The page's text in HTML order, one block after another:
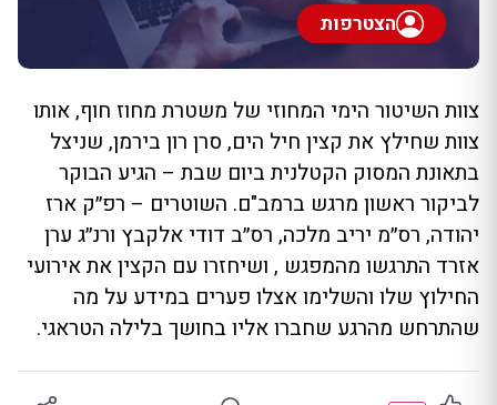
הצטרפות
צוות השיטור הימי המחוזי של משטרת מחוז חוף, אותו
צוות שחילץ את קצין חיל הים, סרן רון בירמן, שניצל
בתאונת המסוק הקטלנית ביום שבת – הגיע הבוקר
לביקור ראשון מרגש ברמב"ם. השוטרים – רפ״ק ארז
יהודה, רס״מ יריב מלכה, רס״ב דודי אלקבץ ורנ״ג ערן
אזרד התרגשו מהמפגש , ושיחזרו עם הקצין את אירועי
החילוץ שלו והשלימו אצלו פערים במידע על מה
שהתרחש מהרגע שחברו אליו בחושך בלילה הטראגי.